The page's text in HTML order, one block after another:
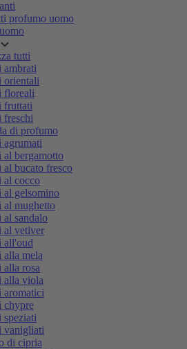
profumo uomo
tutti
ambrati
orientali
floreali
fruttati
freschi
di profumo
agrumati
al bergamotto
al bucato fresco
al cocco
al gelsomino
al mughetto
al sandalo
al vetiver
all'oud
alla mela
alla rosa
alla viola
aromatici
chypre
speziati
vanigliati
di cipria